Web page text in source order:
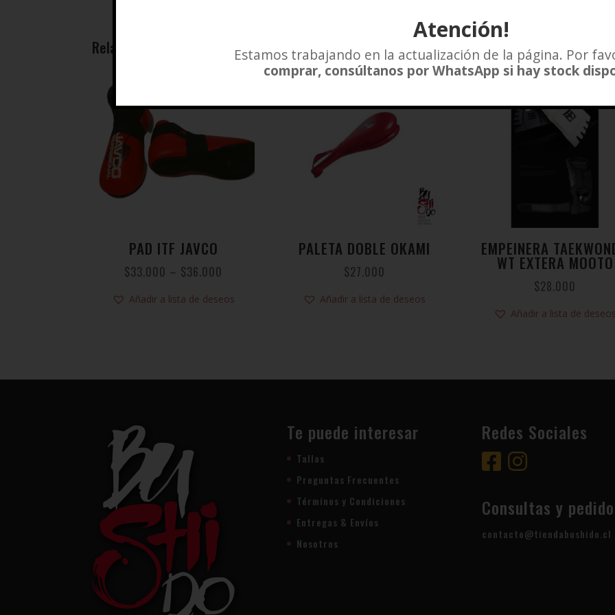
Related products
PAD ITF JAVCO
$33.000 – $36.000
Añadir a lista de deseos
PALETA DOBLE OKAMI
$27.000
Añadir a lista de deseos
EMPEINERA
WT EXTERA MOOTO
$28.000
Añadir a lista de
Te puede interesar
Tallas
Preguntas Frecuentes
Términos y Condiciones
Entregas & Envíos
Nosotros
Redes Sociales
Consultas y
contacto@tiendabushido.cl
Atención!
Estamos trabajando en la actualización de la página. Por
comprar, consúltanos por WhatsApp si hay stock